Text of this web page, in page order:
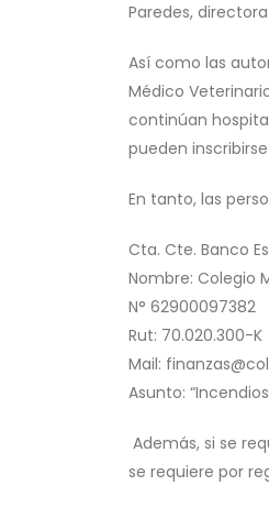
Paredes,
Así como las
Médico
continúan
pueden
En tanto, las
Cta. Cte. Banco
Nombre: Colegio
N° 62900097382
Rut: 70.020.300-K
Mail:
Asunto:
Además, si se
se requiere por